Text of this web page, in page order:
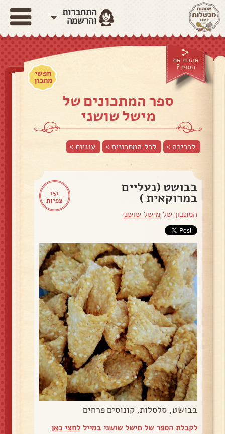
התחברות
והרשמה
אהבת את
הספר?
חפשי
מתכון
ספר המתכונים של
מישל שושני
לכריכה > לכל המתכונים > עוגיות>
151
צפיות
בבושט (נעליים
במרוקאית )
המתכון שלמישל שושני
בבושט, סלסלות, קונוסים פרחים
לקבלת הספר של מישל שושני במייללחצי כאן